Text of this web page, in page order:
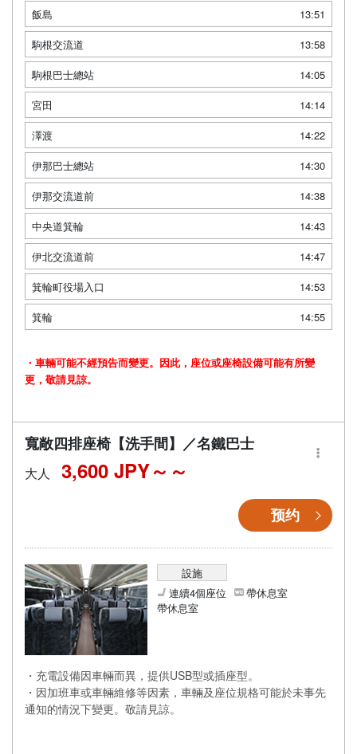
飯島
13:51
駒根交流道
13:58
駒根巴士總站
14:05
宮田
14:14
澤渡
14:22
伊那巴士總站
14:30
伊那交流道前
14:38
中央道箕輪
14:43
伊北交流道前
14:47
箕輪町役場入口
14:53
箕輪
14:55
・車輛可能不經預告而變更。因此，座位或座椅設備可能有所變
更，敬請見諒。
寬敞四排座椅【洗手間】／名鐵巴士
大人 3,600 JPY～
预约
設施
連續4個座位
帶休息室
帶休息室
・充電設備因車輛而異，提供USB型或插座型。
・因加班車或車輛維修等因素，車輛及座位規格可能於未事先
通知的情況下變更。敬請見諒。